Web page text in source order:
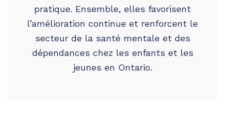
pratique. Ensemble, elles favorisent
l’amélioration continue et renforcent le
secteur de la santé mentale et des
dépendances chez les enfants et les
jeunes en Ontario.